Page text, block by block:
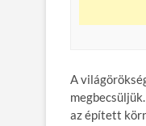
A
az épített